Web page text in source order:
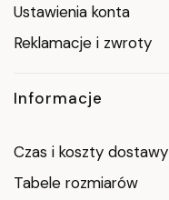
Ustawienia konta
Reklamacje i zwroty
Informacje
Czas i koszty dostawy
Tabele rozmiarów